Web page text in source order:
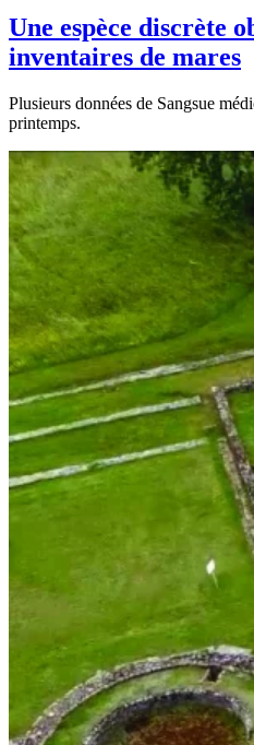
Une espèce discrète
inventaires de mares
Plusieurs données de Sangsue
printemps.